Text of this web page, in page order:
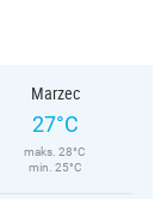
Marzec
27°C
maks. 28°C
min. 25°C